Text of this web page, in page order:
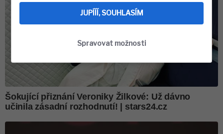
JUPÍÍÍ, SOUHLASÍM
Spravovat možnosti